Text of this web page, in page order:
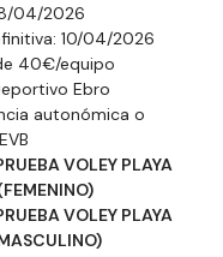
04/2026
10/04/2026
40€/equipo
Ebro
autonómica o
VOLEY PLAYA
VOLEY PLAYA